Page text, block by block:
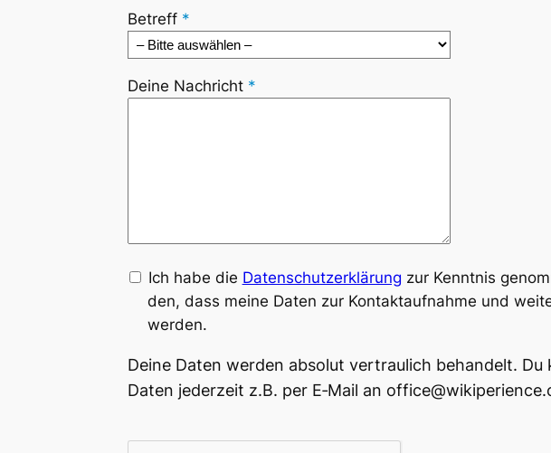
Betreff *
Dei­ne Nach­richt *
Ich habe die Daten­schutz­er­klä­rung zur Kennt­nis
den, dass mei­ne Daten zur Kon­takt­auf­nah­me und
werden.
Dei­ne Daten wer­den abso­lut ver­trau­lich behan­delt.
Daten jeder­zeit z.B. per E‑Mail an